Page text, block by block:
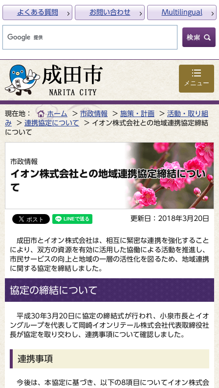
メニュー
よくある質問 お問い合わせ Multilingual
現在地： ホーム 市政情報 施策・計画
活動・取り組
み
連携協定について
イオン株式会社との地域連携協定締結
について
市政情報
イオン株式会社との地域連携協定締結につい
て
更新日：2018年3月20日
成田市とイオン株式会社は、相互に緊密な連携を強化すること
により、双方の資源を有効に活用した協働による活動を推進し、
市民サービスの向上と地域の一層の活性化を図るため、地域連携
に関する協定を締結しました。
協定の締結について
平成30年3月20日に協定の締結式が行われ、小泉市長とイオ
ングループを代表して岡崎イオンリテール株式会社代表取締役社
長が協定を取り交わし、連携事項について確認しました。
連携事項
今後は、本協定に基づき、以下の8項目についてイオン株式会